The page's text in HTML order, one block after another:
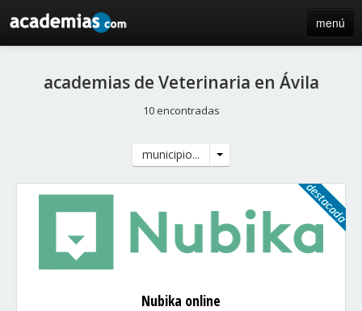
menú
blog
iniciar sesión / registro de centros
academias de Veterinaria en Ávila
10 encontradas
municipio...
Nubika online